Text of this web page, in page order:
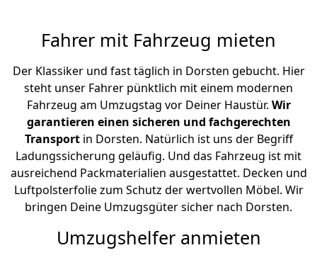
Fahrer mit Fahrzeug mieten
Der Klassiker und fast täglich in Dorsten gebucht. Hier
steht unser Fahrer pünktlich mit einem modernen
Fahrzeug am Umzugstag vor Deiner Haustür. Wir
garantieren einen sicheren und fachgerechten
Transportin Dorsten. Natürlich ist uns der Begriff
Ladungssicherung geläufig. Und das Fahrzeug ist mit
ausreichend Packmaterialien ausgestattet. Decken und
Luftpolsterfolie zum Schutz der wertvollen Möbel. Wir
bringen Deine Umzugsgüter sicher nach Dorsten.
Umzugshelfer anmieten